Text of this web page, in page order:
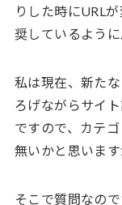
りした時にURL
奨しているように
私は現在、新た
ろげながらサイト
ですので、カテ
無いかと思いま
そこで質問なの